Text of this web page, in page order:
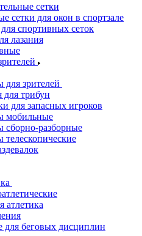
сетки
сетки для окон в спортзале
спортивных сеток
лазания
для зрителей
для трибун
для запасных игроков
мобильные
сборно-разборные
телескопические
атлетика
для беговых дисциплин